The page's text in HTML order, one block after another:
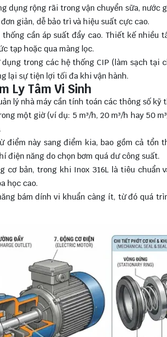
dụng rộng rãi trong vận chuyển sữa, nước
giản, dễ bảo trì và hiệu suất cực cao.
cần áp suất đẩy cao. Thiết kế nhiều
tạp hoặc qua màng lọc.
trong các hệ thống CIP (làm sạch tại
lại sự tiện lợi tối đa khi vận hành.
Ly Tâm Vi Sinh
lý nhà máy cần tính toán các thông số kỹ
một giờ (ví dụ: 5 m³/h, 20 m³/h hay 50
điểm này sang điểm kia, bao gồm cả tổn
điện năng do chọn bơm quá dư công suất.
bản, trong khi Inox 316L là tiêu chuẩn
học cao.
bám dính vi khuẩn càng ít, từ đó quá